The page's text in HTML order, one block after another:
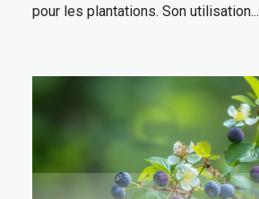
pour les plantations. Son utilisation...